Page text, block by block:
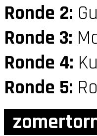
Ronde 2:
Ronde 3:
Ronde 4:
Ronde 5: